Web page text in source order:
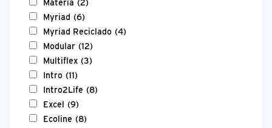
Materia (2)
Myriad (6)
Myriad Reciclado (4)
Modular (12)
Multiflex (3)
Intro (11)
Intro2Life (8)
Excel (9)
Ecoline (8)